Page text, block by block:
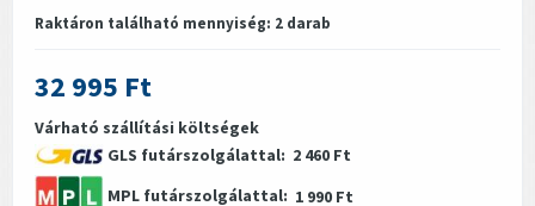
Raktáron található mennyiség: 2 darab
32 995 Ft
Várható szállítási költségek
GLS futárszolgálattal: 2 460 Ft
MPL futárszolgálattal: 1 990 Ft